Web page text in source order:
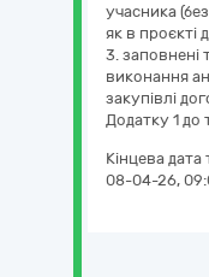
учасника
як в проєкті
3. заповнені
виконання
закупівлі
Додатку 1 до
Кінцева дата
08-04-26,